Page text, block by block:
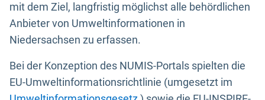
mit dem Ziel, langfristig möglichst alle behördlichen
Anbieter von Umweltinformationen in
Niedersachsen zu erfassen.
Bei der Konzeption des NUMIS-Portals spielten die
EU-Umweltinformationsrichtlinie (umgesetzt im